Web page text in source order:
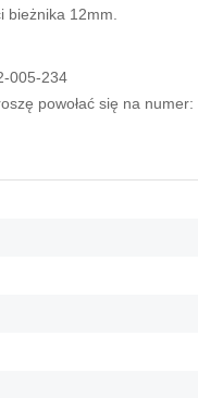
bieżnika 12mm.
005-234
powołać się na numer: